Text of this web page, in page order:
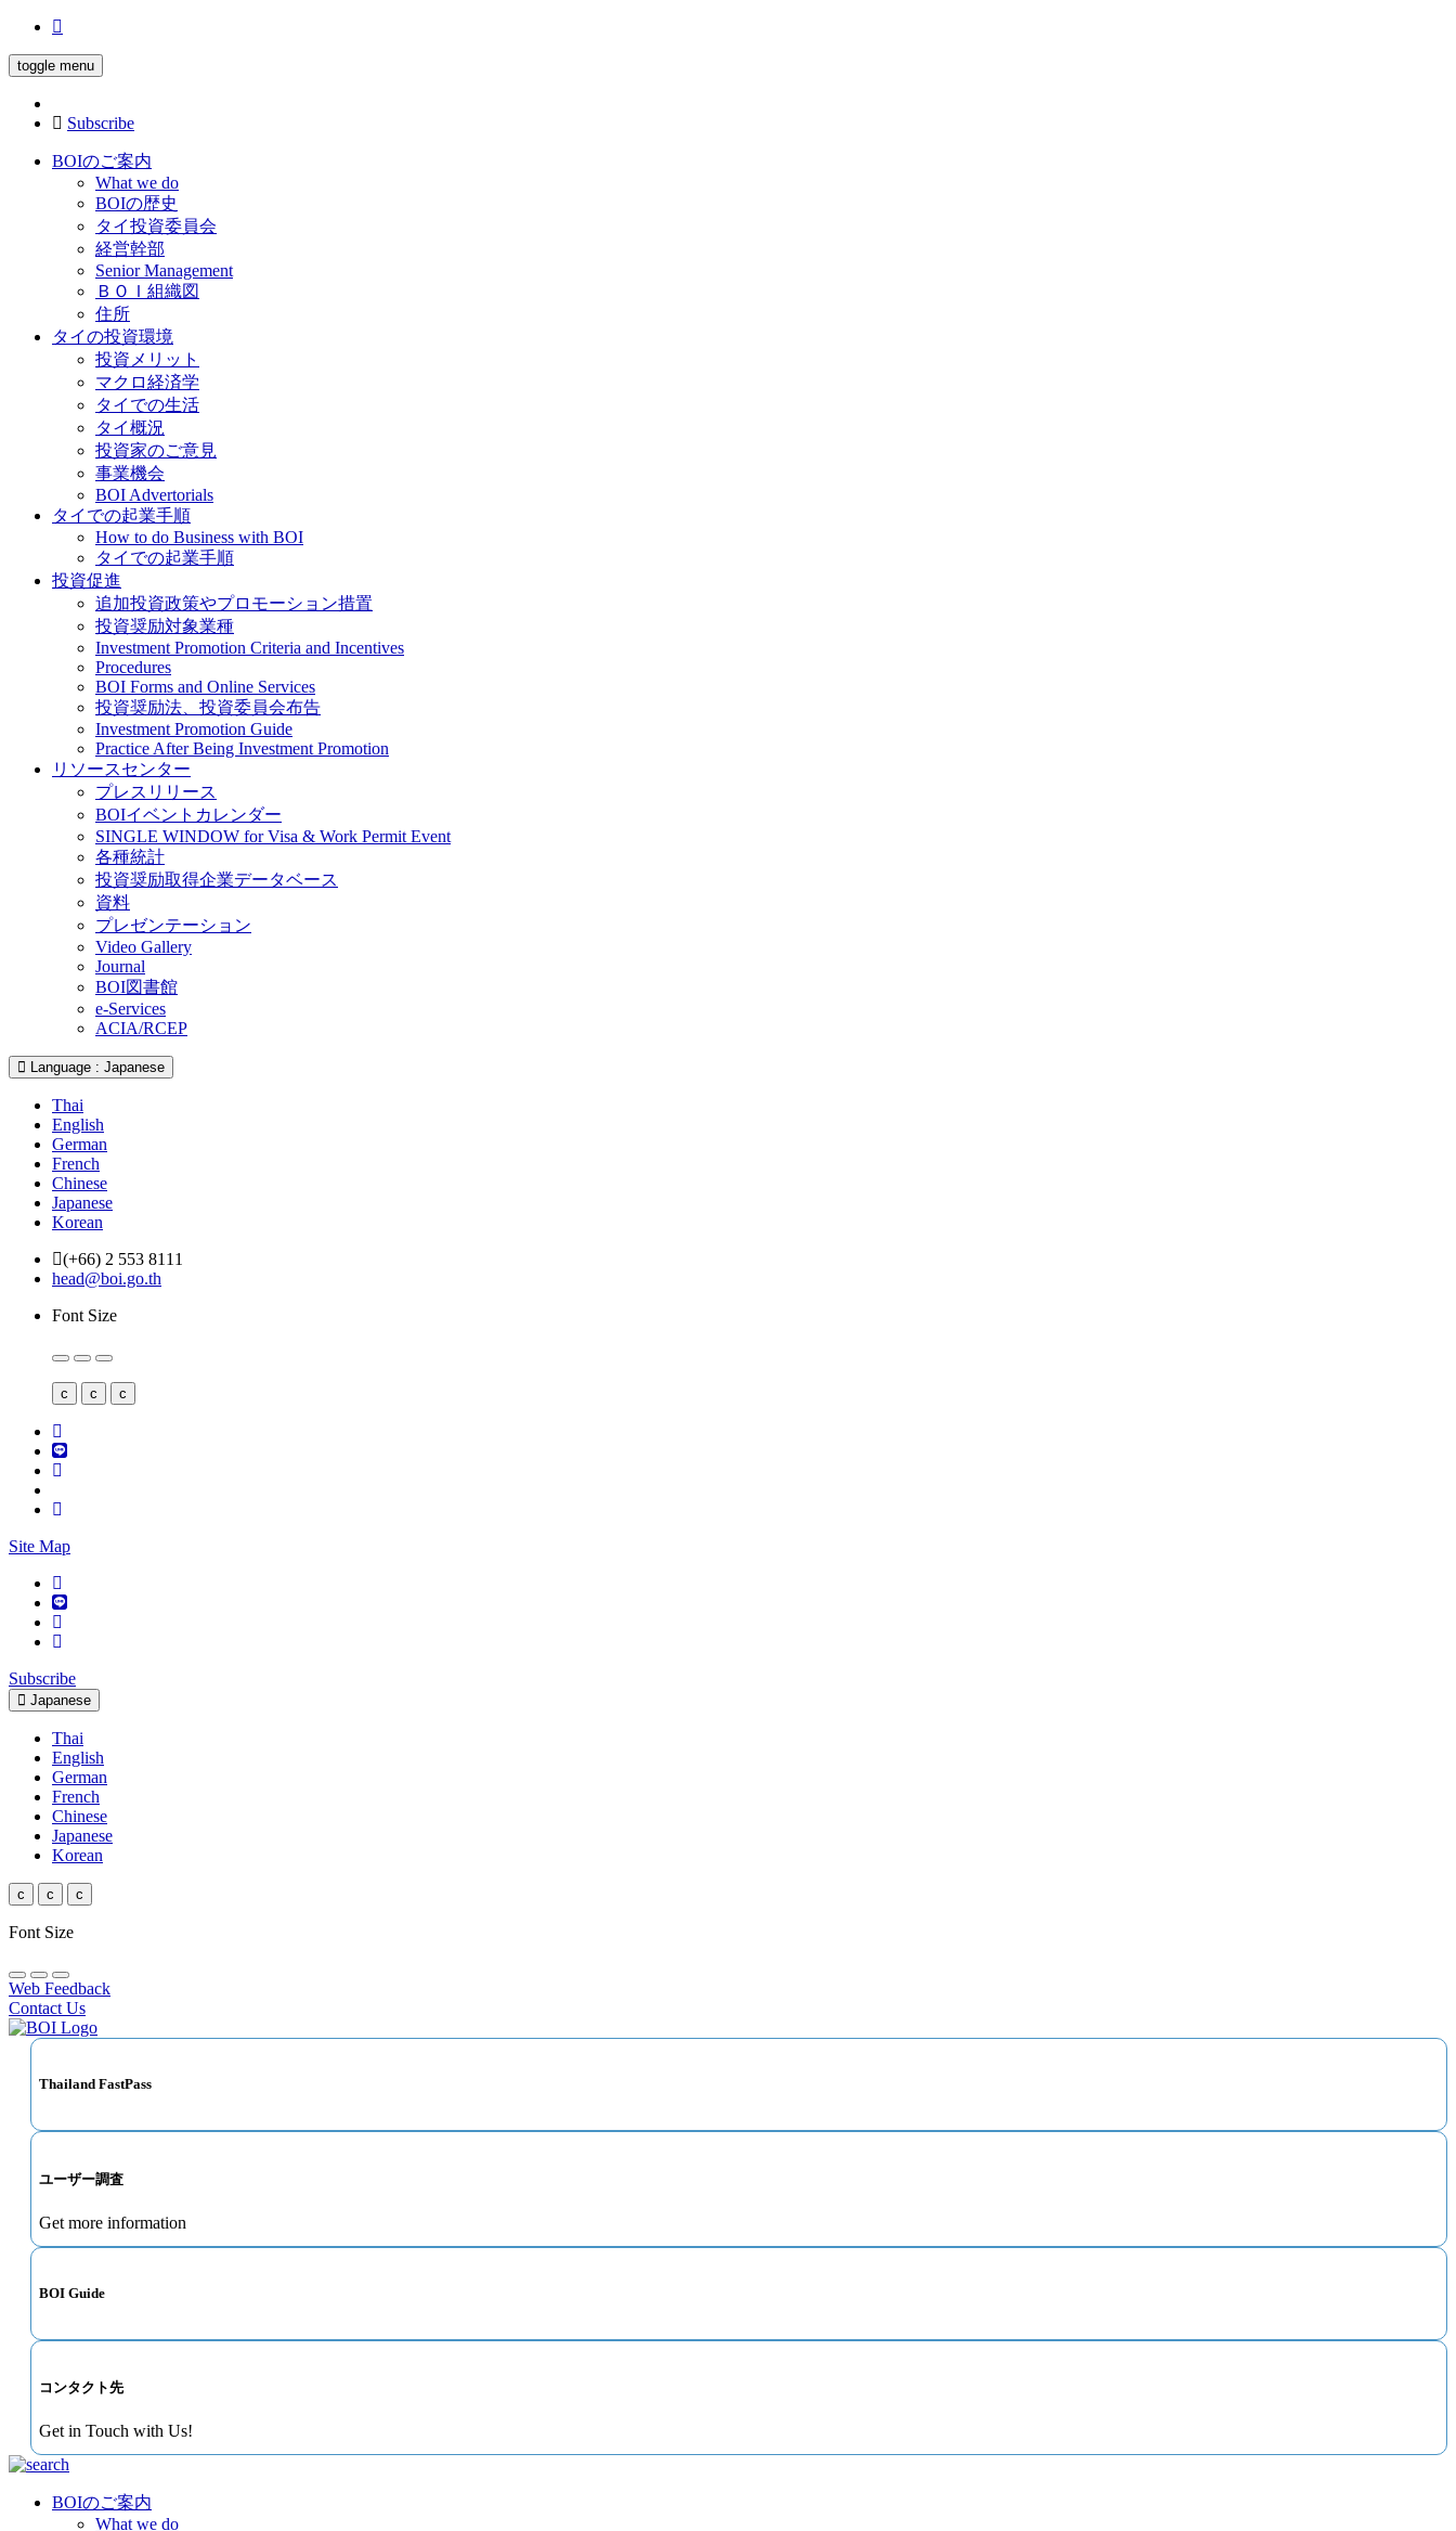
toggle menu
Subscribe
BOIのご案内
What we do
BOIの歴史
タイ投資委員会
経営幹部
Senior Management
ＢＯＩ組織図
住所
タイの投資環境
投資メリット
マクロ経済学
タイでの生活
タイ概況
投資家のご意見
事業機会
BOI Advertorials
タイでの起業手順
How to do Business with BOI
タイでの起業手順
投資促進
追加投資政策やプロモーション措置
投資奨励対象業種
Investment Promotion Criteria and Incentives
Procedures
BOI Forms and Online Services
投資奨励法、投資委員会布告
Investment Promotion Guide
Practice After Being Investment Promotion
リソースセンター
プレスリリース
BOIイベントカレンダー
SINGLE WINDOW for Visa & Work Permit Event
各種統計
投資奨励取得企業データベース
資料
プレゼンテーション
Video Gallery
Journal
BOI図書館
e-Services
ACIA/RCEP
Language : Japanese
Thai
English
German
French
Chinese
Japanese
Korean
(+66) 2 553 8111
head@boi.go.th
Font Size
c c c
Site Map
Subscribe
Japanese
Thai
English
German
French
Chinese
Japanese
Korean
c c c
Font Size
Web Feedback
Contact Us
Thailand FastPass
ユーザー調査
Get more information
BOI Guide
コンタクト先
Get in Touch with Us!
BOIのご案内
What we do